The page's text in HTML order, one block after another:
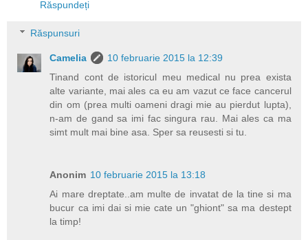
Răspundeți
Răspunsuri
Camelia
10 februarie 2015 la 12:39
Tinand cont de istoricul meu medical nu prea exista
alte variante, mai ales ca eu am vazut ce face cancerul
din om (prea multi oameni dragi mie au pierdut lupta),
n-am de gand sa imi fac singura rau. Mai ales ca ma
simt mult mai bine asa. Sper sa reusesti si tu.
Anonim 10 februarie 2015 la 13:18
Ai mare dreptate..am multe de invatat de la tine si ma
bucur ca imi dai si mie cate un "ghiont" sa ma destept
la timp!